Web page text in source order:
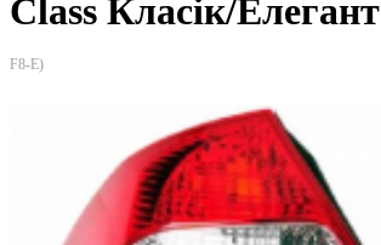
Class Класік/Елегант
F8-E)